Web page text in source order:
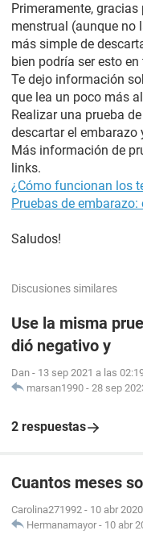
Primeramente,
menstrual (aunque no
más simple de
bien podría ser esto en
Te dejo información
que lea un poco más
Realizar una prueba
descartar el
Más información de
links.
¿Cómo funcionan los
Pruebas de
Saludos!
Discusiones similares
Use la misma
dió negativo y
Dan - 13 sep 2021 a las
marsan1990 - 28 sep
2 respuestas
Cuantos meses
Carolina271992 - 10 abr
Hermanamayor - 10 abr